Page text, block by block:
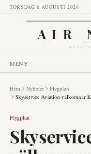
TORSDAG 6 AUGUSTI 2026
AIR
MENY
Hem Nyheter
Flygplan
Skyservice Aviation välkomnar
Flygplan